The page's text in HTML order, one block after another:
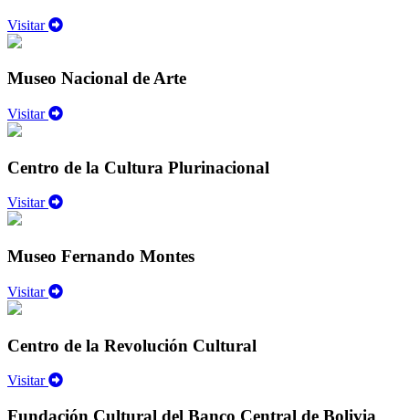
Visitar
Museo Nacional de Arte
Visitar
Centro de la Cultura Plurinacional
Visitar
Museo Fernando Montes
Visitar
Centro de la Revolución Cultural
Visitar
Fundación Cultural del Banco Central de Bolivia